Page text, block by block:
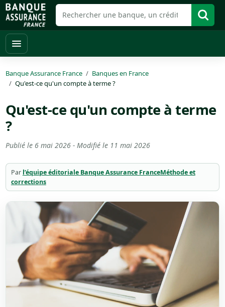
Banque Assurance France
Banques en France
Qu'est-ce qu'un compte à terme ?
Qu'est-ce qu'un compte à terme
?
Publié le 6 mai 2026- Modifié le 11 mai 2026
Par l’équipe éditoriale Banque Assurance FranceMéthode et
corrections